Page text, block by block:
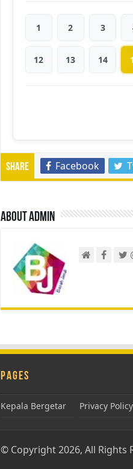
1 2 3
12 13 14
Share Facebook
About admin
Pages
Kepala Bergetar Privacy Policy
© Copyright 2026, All Rights